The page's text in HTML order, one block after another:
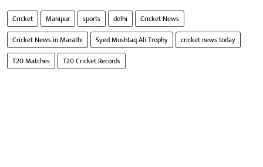
Cricket Manipur sports delhi
Cricket News
Cricket News in Marathi
Syed Mushtaq Ali Trophy
cricket news today
T20 Matches
T20 Cricket Records